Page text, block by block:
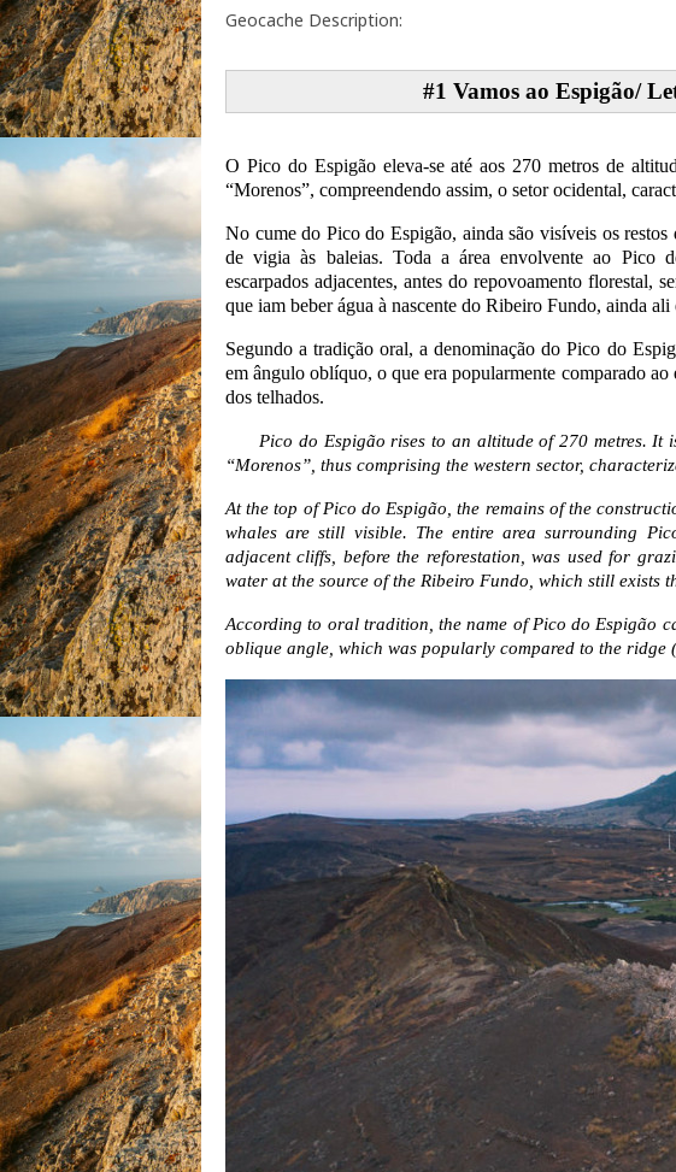
Geocache Description:
#1 Vamos ao Espigão/
O Pico do Espigão eleva-se até aos 270 metros de
“Morenos”, compreendendo assim, o setor ocidental,
No cume do Pico do Espigão, ainda são visíveis os restos
de vigia às baleias. Toda a área envolvente ao Pico
escarpados adjacentes, antes do repovoamento florestal,
que iam beber água à nascente do Ribeiro Fundo, ainda ali
Segundo a tradição oral, a denominação do Pico do
em ângulo oblíquo, o que era popularmente comparado
dos telhados.
Pico do Espigão rises to an altitude of 270 metres. It
“Morenos”, thus comprising the western sector,
At the top of Pico do Espigão, the remains of the
whales are still visible. The entire area surrounding
adjacent cliffs, before the reforestation, was used for
water at the source of the Ribeiro Fundo, which still exists
According to oral tradition, the name of Pico do Espigão
oblique angle, which was popularly compared to the